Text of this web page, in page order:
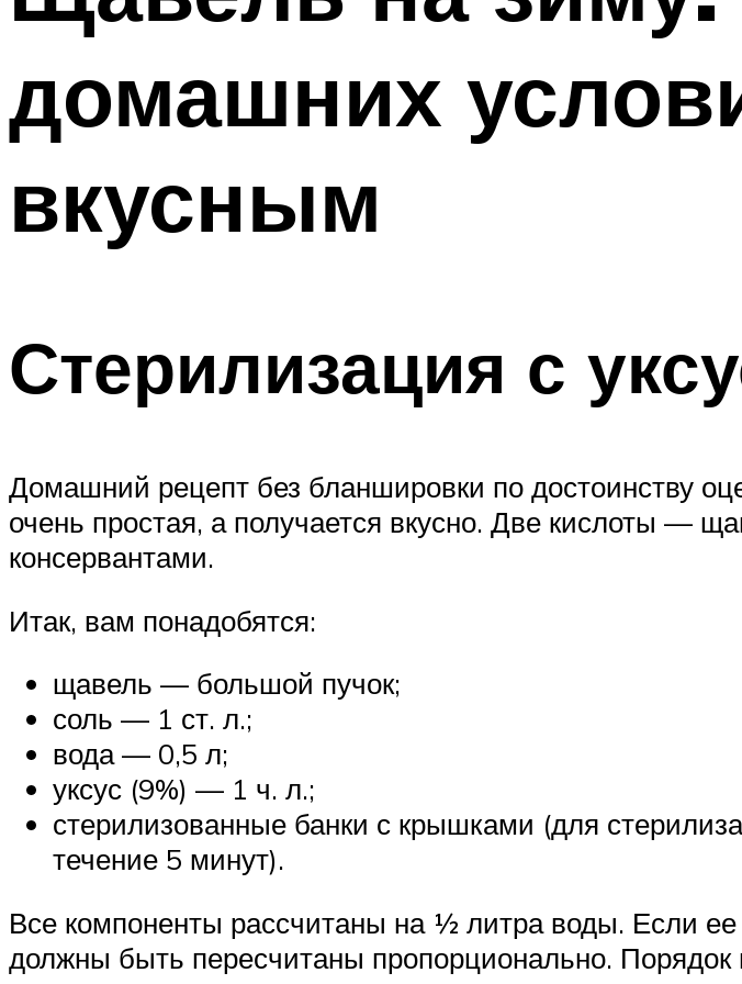
домашних
вкусным
Стерилизация с
Домашний рецепт без бланшировки по достоинству
очень простая, а получается вкусно. Две кислоты —
консервантами.
Итак, вам понадобятся:
щавель — большой пучок;
соль — 1 ст. л.;
вода — 0,5 л;
уксус (9%) — 1 ч. л.;
стерилизованные банки с крышками (для
течение 5 минут).
Все компоненты рассчитаны на ½ литра воды. Если
должны быть пересчитаны пропорционально. Порядок